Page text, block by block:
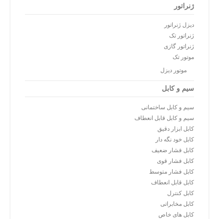
ژنراتور
دیزل ژنراتور
ژنراتور تک
ژنراتور گازی
موتور تک
موتور دیزل
سیم و کابل
سیم و کابل ساختمانی
سیم و کابل قابل انعطاف
کابل ابزار دقیق
کابل خود نگه دار
کابل فشار ضعیف
کابل فشار قوی
کابل فشار متوسط
کابل قابل انعطاف
کابل کنترل
کابل مخابراتی
کابل های خاص